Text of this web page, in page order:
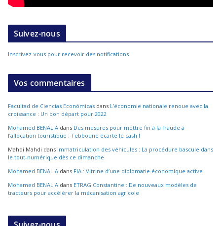
Suivez-nous
Inscrivez-vous pour recevoir des notifications
Vos commentaires
Facultad de Ciencias Económicas dans L’économie nationale renoue avec la
croissance : Un bon départ pour 2022
Mohamed BENALIA dans Des mesures pour mettre fin à la fraude à
l’allocation touristique : Tebboune écarte le cash !
Mahdi Mahdi dans Immatriculation des véhicules : La procédure bascule dans
le tout-numérique dès ce dimanche
Mohamed BENALIA dans FIA : Vitrine d’une diplomatie économique active
Mohamed BENALIA dans ETRAG Constantine : De nouveaux modèles de
tracteurs pour accélérer la mécanisation agricole